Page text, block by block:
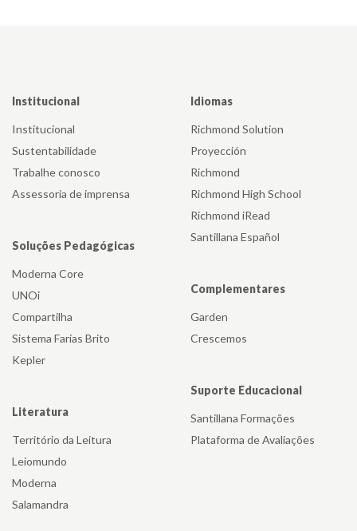
Institucional
Institucional
Sustentabilidade
Trabalhe conosco
Assessoria de imprensa
Soluções Pedagógicas
Moderna Core
UNOi
Compartilha
Sistema Farias Brito
Kepler
Literatura
Território da Leitura
Leiomundo
Moderna
Salamandra
Idiomas
Richmond Solution
Proyección
Richmond
Richmond High School
Richmond iRead
Santillana Español
Complementares
Garden
Crescemos
Suporte Educacional
Santillana Formações
Plataforma de Avaliações